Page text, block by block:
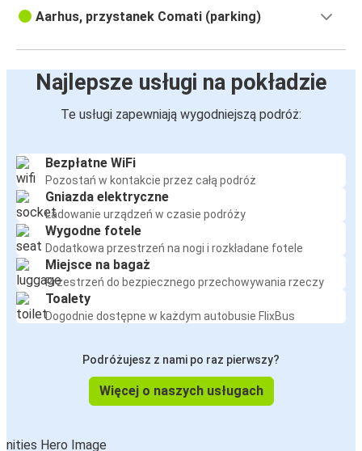
Aarhus, przystanek Comati (parking)
Najlepsze usługi na pokładzie
Te usługi zapewniają wygodniejszą podróż:
Bezpłatne WiFi
Pozostań w kontakcie przez całą podróż
Gniazda elektryczne
Ładowanie urządzeń w czasie podróży
Wygodne fotele
Dodatkowa przestrzeń na nogi i rozkładane fotele
Miejsce na bagaż
Przestrzeń do bezpiecznego przechowywania rzeczy
Toalety
Dogodnie dostępne w każdym autobusie FlixBus
Podróżujesz z nami po raz pierwszy?
Więcej o naszych usługach